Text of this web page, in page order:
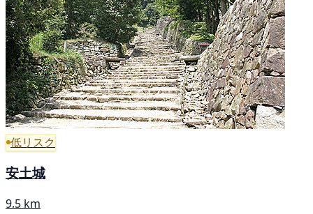
低リスク
安土城
9.5 km